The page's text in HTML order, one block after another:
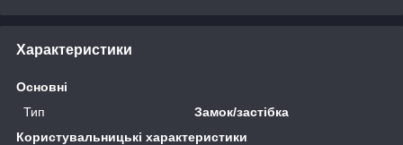
Характеристики
Основні
Тип
Замок/застібка
Користувальницькі характеристики